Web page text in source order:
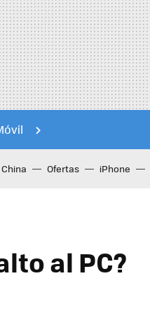
China Ofertas iPhone
al PC?